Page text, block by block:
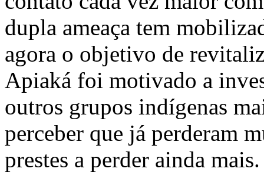
dupla ameaça tem
agora o objetivo de
Apiaká foi motivado a
outros grupos indígenas
perceber que já perderam
prestes a perder ainda mais.